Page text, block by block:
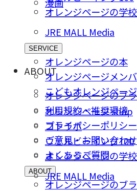
漫画
オレンジページの学校
JRE MALL Media
SERVICE
オレンジページの本
オレンジページメン
こどもオレンジペー
オレンジページ shop
コトラボ
ウェルビーイング100
オレンジページの学校
JRE MALL Media
ABOUT
オレンジページのブ
利用規約・推奨環境
プライバシーポリシー
ご意⾒・お問い合わせ
よくあるご質問
ABOUT
オレンジページのブ